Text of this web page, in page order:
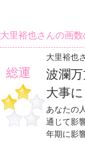
大里裕也さんの画
総運
大里裕也
波瀾
大事
あなたの
通じて影
年期に影